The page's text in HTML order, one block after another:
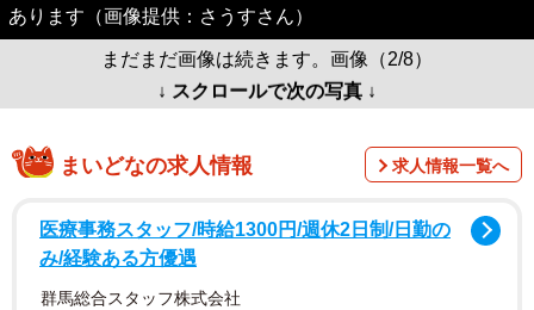
あります（画像提供：さうすさん）
まだまだ画像は続きます。画像（2/8）
↓ スクロールで次の写真 ↓
まいどなの求人情報 求人情報一覧へ
医療事務スタッフ/時給1300円/週休2日制/日勤の
み/経験ある方優遇
群馬総合スタッフ株式会社